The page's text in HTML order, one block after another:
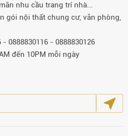
nhu cầu trang trí nhà...
gói nội thất chung cư, văn phòng,
0888830116 - 0888830126
đến 10PM mỗi ngày